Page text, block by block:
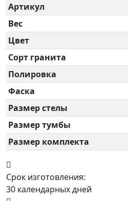
Артикул
Вес
Цвет
Сорт гранита
Полировка
Фаска
Размер стелы
Размер тумбы
Размер комплекта
Срок изготовления:
30 календарных дней